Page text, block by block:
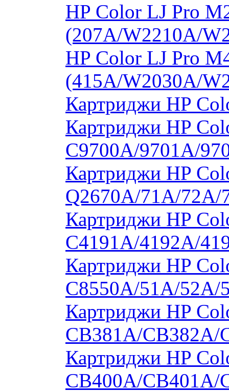
HP Color LJ Pro
(207A/W2210A/
HP Color LJ Pro
(415A/W2030A/
Картриджи HP
Картриджи HP
C9700A/9701A/
Картриджи HP
Q2670A/71A/
Картриджи HP
C4191A/4192A/
Картриджи HP
C8550A/51A/
Картриджи HP
CB381A/CB382A/
Картриджи HP
CB400A/CB401A/